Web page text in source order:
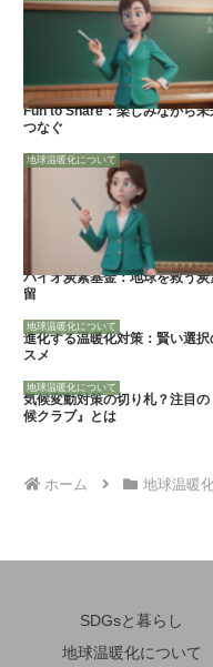
Fun to Share：楽しみながら未
つなぐ
地球温暖化について
バイオ炭素基金：地球を救う炭
留
地球温暖化について
進化する温暖化対策：賢い選択
スメ
地球温暖化について
気候変動対策の切り札？注目の
候クラブ』とは
ホーム 地球温暖
SDGsと暮らし
地球温暖化について